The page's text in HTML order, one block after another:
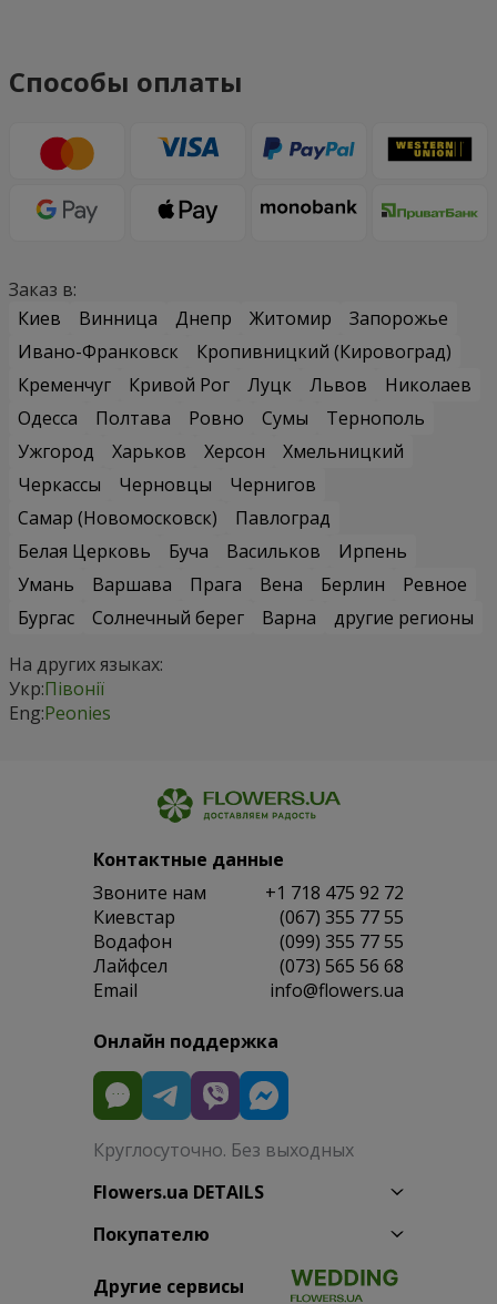
Способы оплаты
Заказ в:
Киев
Винница Днепр Житомир
Запорожье
Ивано-Франковск
Кропивницкий (Кировоград)
Кременчуг
Кривой Рог Луцк Львов
Николаев
Одесса
Полтава Ровно Сумы
Тернополь
Ужгород
Харьков Херсон
Хмельницкий
Черкассы
Черновцы
Чернигов
Самар (Новомосковск)
Павлоград
Белая Церковь
Буча Васильков
Ирпень
Умань
Варшава Прага Вена Берлин
Ревное
Бургас
Солнечный берег Варна
другие регионы
На других языках:
Укр:Півонії
Eng:Peonies
Контактные данные
Звоните нам
+1 718 475 92 72
Киевстар
(067) 355 77 55
Водафон
(099) 355 77 55
Лайфсел
(073) 565 56 68
Email
info@flowers.ua
Онлайн поддержка
Круглосуточно. Без выходных
Flowers.ua DETAILS
Покупателю
Другие сервисы